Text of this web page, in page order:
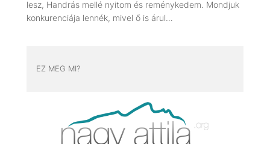
lesz, Handrás mellé nyitom és reménykedem. Mondjuk
konkurenciája lennék, mivel ő is árul…
EZ MEG MI?